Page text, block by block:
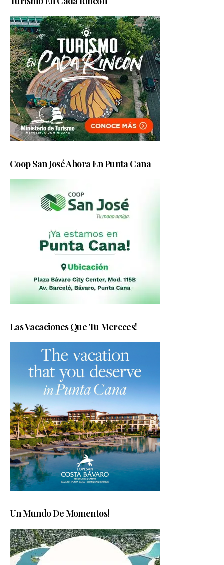
Coop San José Ahora En Punta Cana
Las Vacaciones Que Tu Mereces!
Un Mundo De Momentos!